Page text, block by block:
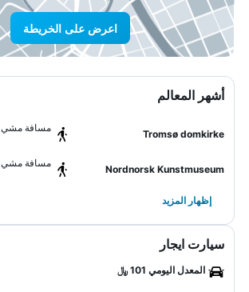
اعرض على الخريطة
أشهر المعالم
Tromsø domkirke
مسافة مشي إلى 4 من
Nordnorsk Kunstmuseum
مسافة مشي إلى 5 من
إظهار المزيد
سيارت ايجار
المعدل اليومي 101 ﷼